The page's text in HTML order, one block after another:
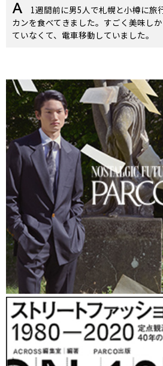
1週間前に男5人で札幌と小樽に旅
カンを食べてきました。すごく美味し
ていなくて、電車移動していました。